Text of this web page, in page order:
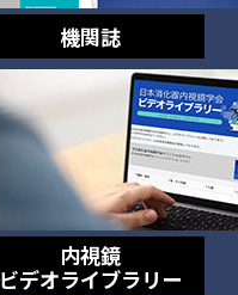
機関誌
内視鏡
ビデオライブラリー